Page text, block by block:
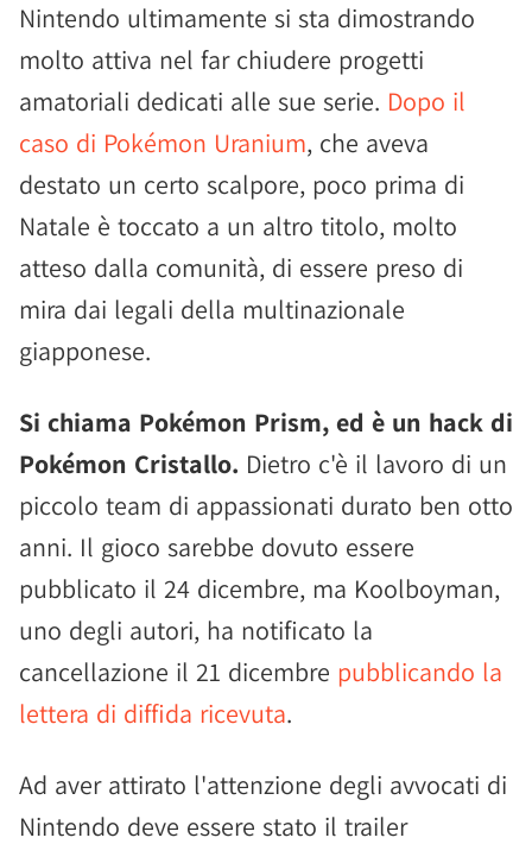
Nintendo ultimamente si sta dimostrando
molto attiva nel far chiudere progetti
amatoriali dedicati alle sue serie. Dopo il
caso di Pokémon Uranium, che aveva
destato un certo scalpore, poco prima di
Natale è toccato a un altro titolo, molto
atteso dalla comunità, di essere preso di
mira dai legali della multinazionale
giapponese.
Si chiama Pokémon Prism, ed è un hack di
Pokémon Cristallo. Dietro c'è il lavoro di un
piccolo team di appassionati durato ben otto
anni. Il gioco sarebbe dovuto essere
pubblicato il 24 dicembre, ma Koolboyman,
uno degli autori, ha notificato la
cancellazione il 21 dicembre pubblicando la
lettera di diffida ricevuta.
Ad aver attirato l'attenzione degli avvocati di
Nintendo deve essere stato il trailer